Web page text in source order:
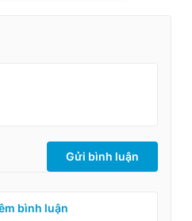
Gửi bình luận
bình luận